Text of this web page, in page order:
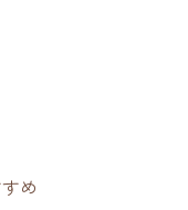
め